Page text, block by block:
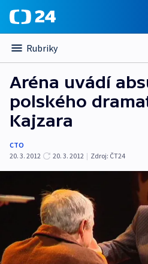
Rubriky
Aréna uvádí
polského
Kajzara
CTO
20. 3. 2012
20. 3. 2012 | Zdroj: ČT24